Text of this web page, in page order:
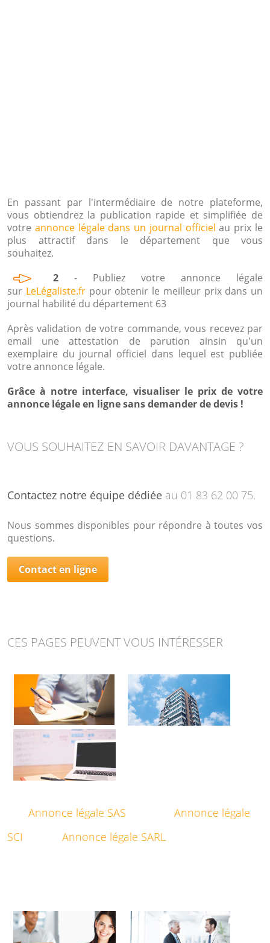
En passant par l'intermédiaire de notre plateforme,
vous obtiendrez la publication rapide et simplifiée de
votre annonce légale dans un journal officiel au prix le
plus attractif dans le département que vous
souhaitez.
2 - Publiez votre annonce légale
sur LeLégaliste.frpour obtenir le meilleur prix dans un
journal habilité du département 63
Après validation de votre commande, vous recevez par
email une attestation de parution ainsin qu'un
exemplaire du journal officiel dans lequel est publiée
votre annonce légale.
Grâce à notre interface, visualiser le prix de votre
annonce légale en ligne sans demander de devis !
VOUS SOUHAITEZ EN SAVOIR DAVANTAGE ?
Contactez notre équipe dédiée au 01 83 62 00 75.
Nous sommes disponibles pour répondre à toutes vos
questions.
Contact en ligne
CES PAGES PEUVENT VOUS INTÉRESSER
Annonce légale SAS
Annonce légale
SCI
Annonce légale SARL